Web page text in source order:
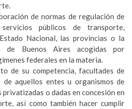
de normas de regulación de
públicos de transporte,
Nacional, las provincias o la
de Buenos Aires acogidas por
federales en la materia.
de su competencia, facultades de
aquellos entes u organismos de
o dadas en concesión en
así como también hacer cumplir